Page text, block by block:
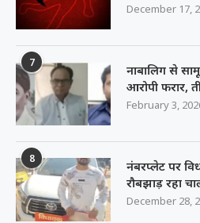
December 17,
7
नाबालिग से
आरोपी फरार,
February 3,
8
नंबरप्लेट पर
रौबझाड़ रहा
December 28,